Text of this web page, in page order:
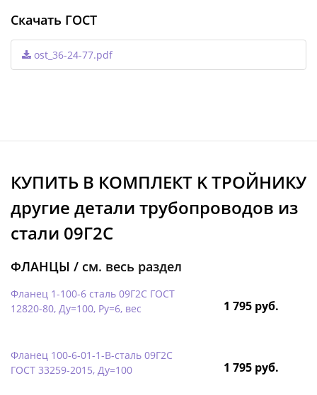
Скачать ГОСТ
ost_36-24-77.pdf
КУПИТЬ В КОМПЛЕКТ K ТРОЙНИКУ
другие детали трубопроводов из
стали 09Г2С
ФЛАНЦЫ / см. весь раздел
Фланец 1-100-6 сталь 09Г2С ГОСТ
12820-80, Ду=100, Ру=6, вес
1 795 руб.
Фланец 100-6-01-1-B-сталь 09Г2С
ГОСТ 33259-2015, Ду=100
1 795 руб.